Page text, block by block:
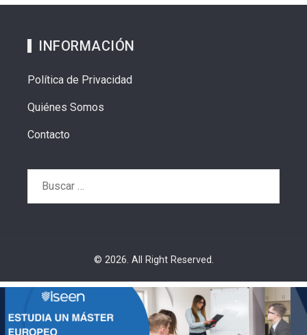
INFORMACIÓN
Política de Privacidad
Quiénes Somos
Contacto
© 2026. All Right Reserved.